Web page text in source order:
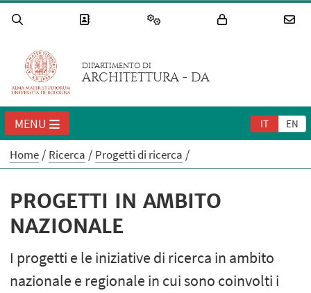
DIPARTIMENTO DI
ARCHITETTURA - DA
IT EN
MENU
Home Ricerca Progetti di ricerca
PROGETTI IN AMBITO
NAZIONALE
I progetti e le iniziative di ricerca in ambito
nazionale e regionale in cui sono coinvolti i